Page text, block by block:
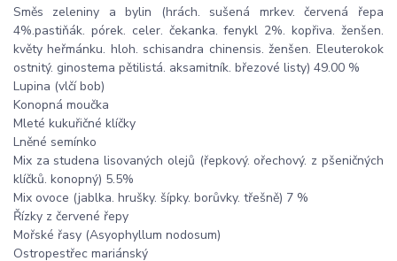
Směs zeleniny a bylin (hrách. sušená mrkev. červená řepa
4%.pastiňák. pórek. celer. čekanka. fenykl 2%. kopřiva. ženšen.
květy heřmánku. hloh. schisandra chinensis. ženšen. Eleuterokok
ostnitý. ginostema pětilistá. aksamitník. březové listy) 49.00 %
Lupina (vlčí bob)
Konopná moučka
Mleté kukuřičné klíčky
Lněné semínko
Mix za studena lisovaných olejů (řepkový. ořechový. z pšeničných
klíčků. konopný) 5.5%
Mix ovoce (jablka. hrušky. šípky. borůvky. třešně) 7 %
Řízky z červené řepy
Mořské řasy (Asyophyllum nodosum)
Ostropestřec mariánský